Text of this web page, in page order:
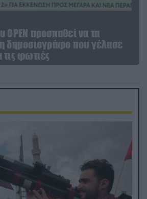
OPEN προσπαθεί να τα
δημοσιογράφο που γέλασε
τις φωτιές